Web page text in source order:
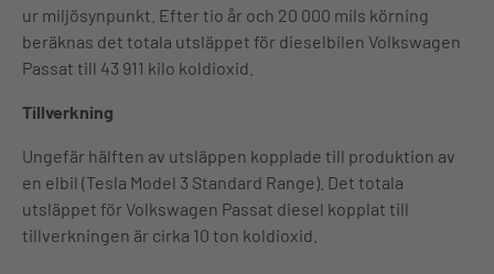
ur miljösynpunkt. Efter tio år och 20 000 mils körning
beräknas det totala utsläppet för dieselbilen Volkswagen
Passat till 43 911 kilo koldioxid.
Tillverkning
Ungefär hälften av utsläppen kopplade till produktion av
en elbil (Tesla Model 3 Standard Range). Det totala
utsläppet för Volkswagen Passat diesel kopplat till
tillverkningen är cirka 10 ton koldioxid.